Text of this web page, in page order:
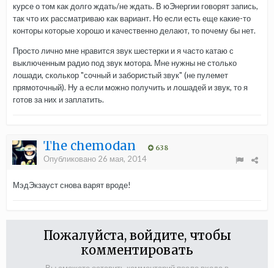
курсе о том как долго ждать/не ждать. В юЭнергии говорят запись,
так что их рассматриваю как вариант. Но если есть еще какие-то
конторы которые хорошо и качественно делают, то почему бы нет.
Просто лично мне нравится звук шестерки и я часто катаю с
выключенным радио под звук мотора. Мне нужны не столько
лошади, сколькор "сочный и забористый звук" (не пулемет
прямоточный). Ну а если можно получить и лошадей и звук, то я
готов за них и заплатить.
The chemodan 638
Опубликовано 26 мая, 2014
МэдЭкзауст снова варят вроде!
Пожалуйста, войдите, чтобы
комментировать